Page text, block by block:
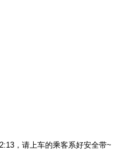
，请上车的乘客系好安全带~